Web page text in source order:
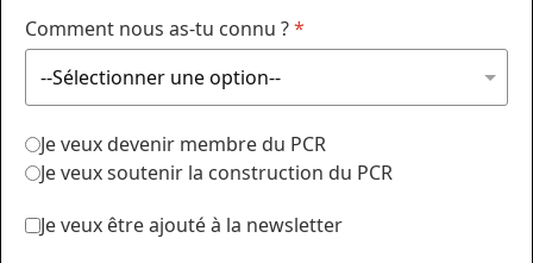
Comment nous as-tu connu ?*
Je veux devenir membre du PCR
Je veux soutenir la construction du PCR
Je veux être ajouté à la newsletter